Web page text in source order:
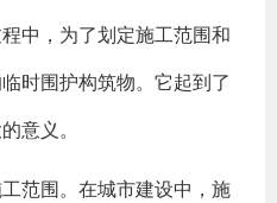
中，为了划定施工范围和
时围护构筑物。它起到了
意义。
范围。在城市建设中，施